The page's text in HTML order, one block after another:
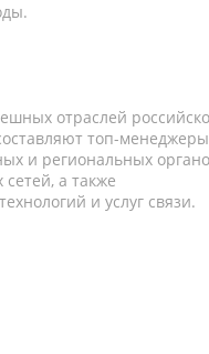
отраслей
топ-
и региональных
а также
и услуг связи.